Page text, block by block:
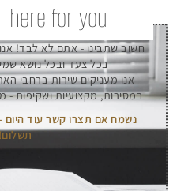
here for you
חשוב שתבינו - אתם לא לבד!
בכל צעד ובכל נושא
אנו מעניקים שירות ברחבי
במסירות, מקצועיות ושקיפות -
נשמח אם תצרו קשר עוד היום